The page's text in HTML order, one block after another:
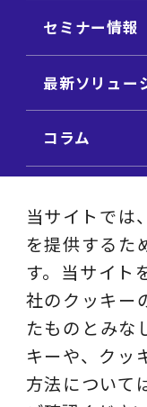
セミナー情報
最新ソリュー
コラム
ビジネステー
動画ライブラ
採用サイト
当サイトでは
を提供するた
す。当サイト
社のクッキー
たものとみな
キーや、クッ
方法について